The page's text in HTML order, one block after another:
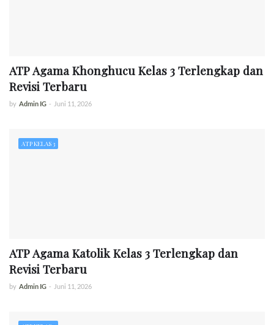
ATP Agama Khonghucu Kelas 3 Terlengkap dan
Revisi Terbaru
by Admin IG - Juni 11, 2026
ATP KELAS 3
ATP Agama Katolik Kelas 3 Terlengkap dan
Revisi Terbaru
by Admin IG - Juni 11, 2026